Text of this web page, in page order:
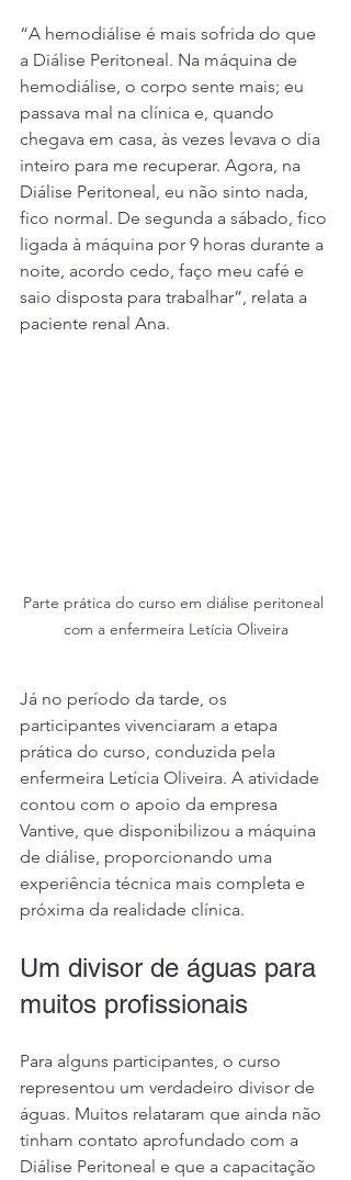
“A hemodiálise é mais sofrida do que
a Diálise Peritoneal. Na máquina de
hemodiálise, o corpo sente mais; eu
passava mal na clínica e, quando
chegava em casa, às vezes levava o dia
inteiro para me recuperar. Agora, na
Diálise Peritoneal, eu não sinto nada,
fico normal. De segunda a sábado, fico
ligada à máquina por 9 horas durante a
noite, acordo cedo, faço meu café e
saio disposta para trabalhar”, relata a
paciente renal Ana.
Parte prática do curso em diálise peritoneal
com a enfermeira Letícia Oliveira
Já no período da tarde, os
participantes vivenciaram a etapa
prática do curso, conduzida pela
enfermeira Letícia Oliveira. A atividade
contou com o apoio da empresa
Vantive, que disponibilizou a máquina
de diálise, proporcionando uma
experiência técnica mais completa e
próxima da realidade clínica.
Um divisor de águas para
muitos profissionais
Para alguns participantes, o curso
representou um verdadeiro divisor de
águas. Muitos relataram que ainda não
tinham contato aprofundado com a
Diálise Peritoneal e que a capacitação